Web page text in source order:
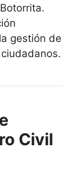
gestión de
Civil